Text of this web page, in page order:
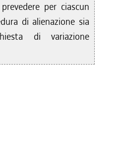
per ciascun
di alienazione sia
di variazione